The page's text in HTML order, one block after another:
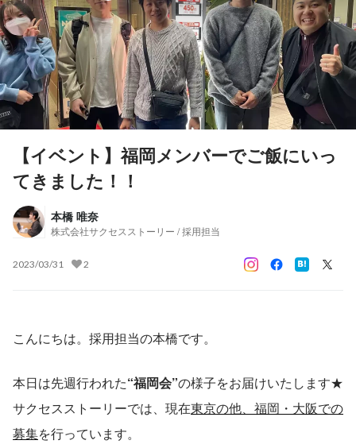
【イベント】福岡メンバーでご飯にいっ
てきました！！
本橋 唯奈
株式会社サクセスストーリー / 採用担当
2023/03/31 2
こんにちは。採用担当の本橋です。
本日は先週行われた“福岡会”の様子をお届けいたします★
サクセスストーリーでは、現在東京の他、福岡・大阪での
募集を行っています。